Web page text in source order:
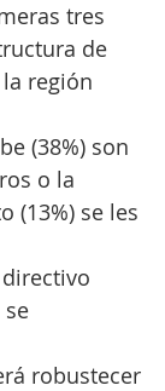
tres
de
región
(38%) son
o la
(13%) se les
robustecer